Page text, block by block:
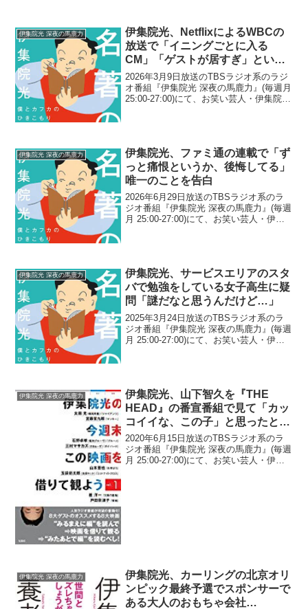
伊集院光 深夜の馬鹿力
伊集院光、NetflixによるWBCの
放送で「イニングごとに入る
CM」「ゲストが居すぎ」といっ
た違和感に言及「ゴールをずらさ
れてる感じって凄くない？」
2026年3月9日放送のTBSラジオ系のラジ
オ番組『伊集院光 深夜の馬鹿力』(毎週月
25:00-27:00)にて、お笑い芸人・伊集院光
伊集院光 深夜の馬鹿力
伊集院光、ファミ通の連載で「ず
っと痛恨というか、後悔してる」
唯一のことを告白
2026年6月29日放送のTBSラジオ系のラ
ジオ番組『伊集院光 深夜の馬鹿力』(毎週
月 25:00-27:00)にて、お笑い芸人・伊集
伊集院光 深夜の馬鹿力
伊集院光、サービスエリアのスタ
バで勉強をしている女子高生に疑
問「謎だなと思うんだけど…」
2025年3月24日放送のTBSラジオ系のラ
ジオ番組『伊集院光 深夜の馬鹿力』(毎週
月 25:00-27:00)にて、お笑い芸人・伊集
伊集院光 深夜の馬鹿力
伊集院光、山下智久を『THE
HEAD』の番宣番組で見て「カッ
コイイな、この子」と思ったと告
白
2020年6月15日放送のTBSラジオ系のラ
ジオ番組『伊集院光 深夜の馬鹿力』(毎週
月 25:00-27:00)にて、お笑い芸人・伊集
伊集院光 深夜の馬鹿力
伊集院光、カーリングの北京オリ
ンピック最終予選でスポンサーで
ある大人のおもちゃ会社